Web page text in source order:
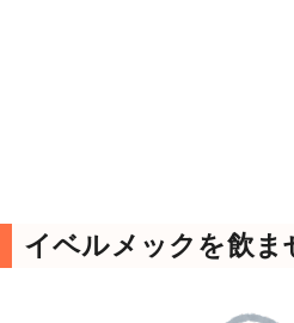
イベルメックを飲ま